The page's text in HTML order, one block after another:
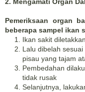
2. Mengamati Organ
Pemeriksaan organ
beberapa sampel ikan
Ikan sakit
Lalu dibelah
pisau yang tajam
Pembedahan
tidak rusak
Selanjutnya,